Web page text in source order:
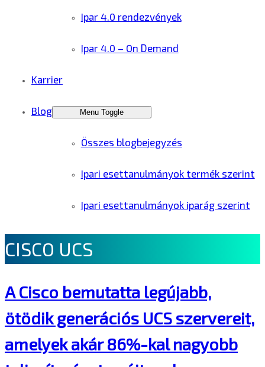
Ipar 4.0 rendezvények
Ipar 4.0 – On Demand
Karrier
Blog Menu Toggle
Összes blogbejegyzés
Ipari esettanulmányok termék szerint
Ipari esettanulmányok iparág szerint
CISCO UCS
A Cisco bemutatta legújabb,
ötödik generációs UCS szervereit,
amelyek akár 86%-kal nagyobb